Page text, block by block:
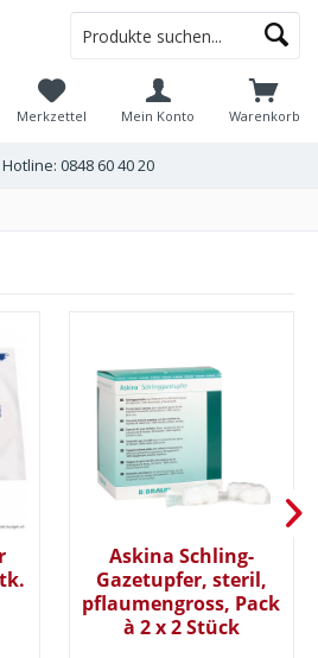
Hotline: 0848 60 40 20
Warenkorb
Merkzettel Mein Konto
Askina Schling-
Gazetupfer, steril,
pflaumengross, Pack
à 2 x 2 Stück